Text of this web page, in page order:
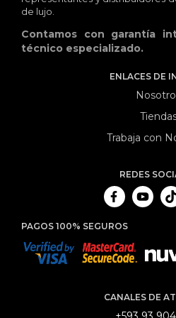
de lujo.
Contamos con garantía
técnico especializado.
ENLACES DE
Trabaja con
REDES
PAGOS 100% SEGUROS
CANALES DE